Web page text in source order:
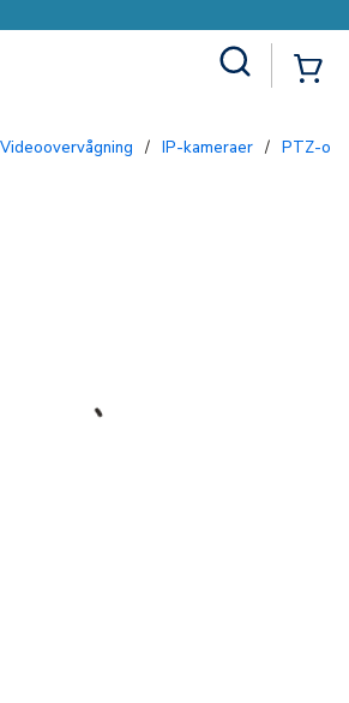
Videoovervågning / IP-kameraer / PTZ-